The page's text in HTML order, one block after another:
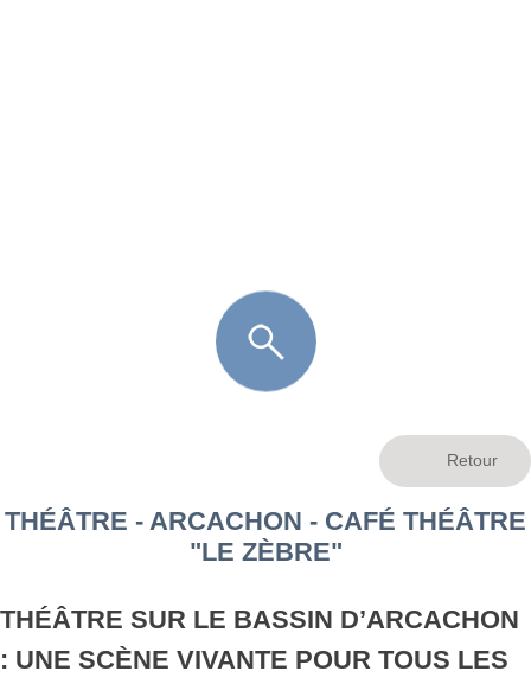
THÉÂTRE - ARCACHON - CAFÉ THÉÂTRE
"LE ZÈBRE"
THÉÂTRE SUR LE BASSIN D’ARCACHON
: UNE SCÈNE VIVANTE POUR TOUS LES